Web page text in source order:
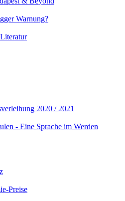
Warnung?
2020 / 2021
- Eine Sprache im Werden
Preise